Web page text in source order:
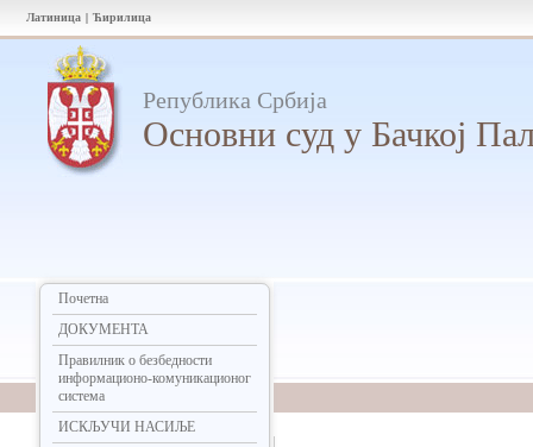
Латиница | Ћирилица
Република Србија
Oсновни суд у Бачкој
Почетна
ДОКУМЕНТА
Правилник о безбедности
информационо-комуникационог
система
ИСКЉУЧИ НАСИЉЕ